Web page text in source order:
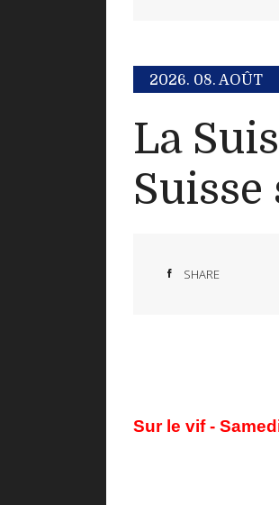
2026. 08. AOÛT
La
SHARE
Sur le vif -